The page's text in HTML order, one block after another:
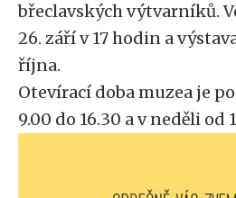
břeclavských výtvarníků.
26. září v 17 hodin a
října.
Otevírací doba muzea je
9.00 do 16.30 a v neděli od